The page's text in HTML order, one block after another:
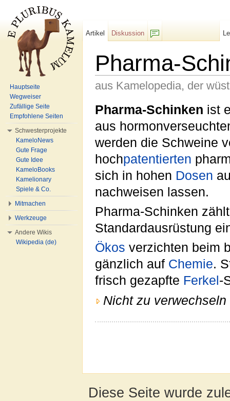
Pharma-
aus Kamelopedia, der
Pharma-Schinken ist
aus
werden die Schweine
hochpatentierten
sich in hohen Dosen
nachweisen lassen.
Pharma-Schinken
Standardausrüstung
Ökos verzichten beim
gänzlich auf Chemie.
frisch gezapfte Ferkel -
Nicht zu verwechseln
Artikel
Diskussion
Hauptseite
Wegweiser
Zufällige Seite
Empfohlene Seiten
Schwesterprojekte
KameloNews
Gute Frage
Gute Idee
KameloBooks
Kamelionary
Spiele & Co.
Mitmachen
Werkzeuge
Andere Wikis
Wikipedia (de)
Diese Seite wurde